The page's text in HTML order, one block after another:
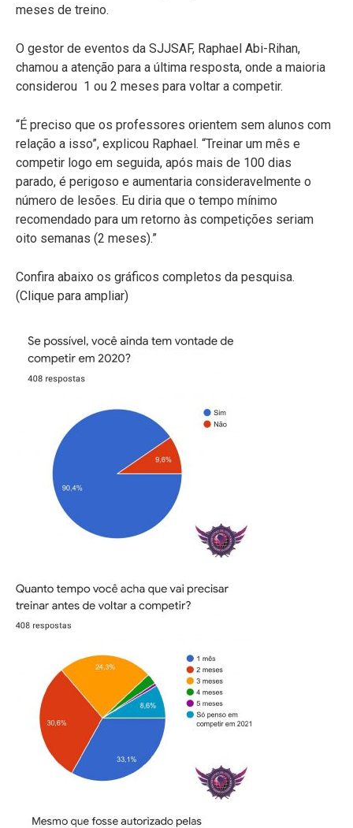
meses de treino.
O gestor de eventos da SJJSAF, Raphael Abi-Rihan,
chamou a atenção para a última resposta, onde a maioria
considerou 1 ou 2 meses para voltar a competir.
“É preciso que os professores orientem sem alunos com
relação a isso”, explicou Raphael. “Treinar um mês e
competir logo em seguida, após mais de 100 dias
parado, é perigoso e aumentaria consideravelmente o
número de lesões. Eu diria que o tempo mínimo
recomendado para um retorno às competições seriam
oito semanas (2 meses).”
Confira abaixo os gráficos completos da pesquisa.
(Clique para ampliar)